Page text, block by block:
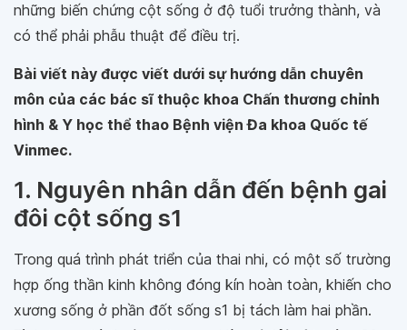
những biến chứng cột sống ở độ tuổi trưởng thành, và
có thể phải phẫu thuật để điều trị.
Bài viết này được viết dưới sự hướng dẫn chuyên
môn của các bác sĩ thuộc khoa Chấn thương chỉnh
hình & Y học thể thao Bệnh viện Đa khoa Quốc tế
Vinmec.
1. Nguyên nhân dẫn đến bệnh gai
đôi cột sống s1
Trong quá trình phát triển của thai nhi, có một số trường
hợp ống thần kinh không đóng kín hoàn toàn, khiến cho
xương sống ở phần đốt sống s1 bị tách làm hai phần.